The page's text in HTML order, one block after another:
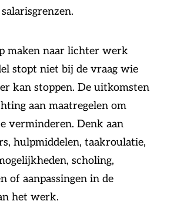
maken naar lichter werk
stopt niet bij de vraag wie
kan stoppen. De uitkomsten
aan maatregelen om
verminderen. Denk aan
hulpmiddelen, taakroulatie,
scholing,
of aanpassingen in de
het werk.